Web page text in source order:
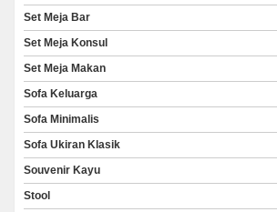
Set Meja Bar
Set Meja Konsul
Set Meja Makan
Sofa Keluarga
Sofa Minimalis
Sofa Ukiran Klasik
Souvenir Kayu
Stool